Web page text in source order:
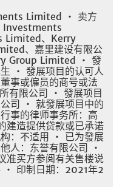
Limited ・ 卖方
Investments
Limited、Kerry
、嘉里建设有限公
Group Limited ・ 發
・ 發展项目的认可人
事或僱员的商号或法
有限公司 ・ 發展项目
司 ・ 就發展项目中的
事的律师事务所：高
建造提供贷款或已承诺
：不适用 ・ 已为發展
人：东誉有限公司 ・
准买方参阅有关售楼说
・ 印制日期：2021年2